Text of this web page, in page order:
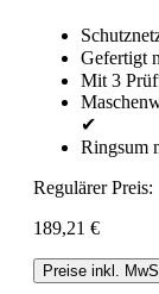
Gefertigt
Mit 3
✔
Ringsum
Regulärer Preis:
189,21 €
Preise inkl.